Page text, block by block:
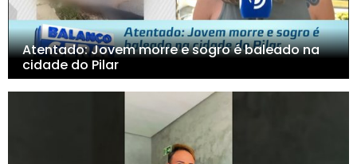
Atentado: Jovem morre e sogro é baleado na
cidade do Pilar